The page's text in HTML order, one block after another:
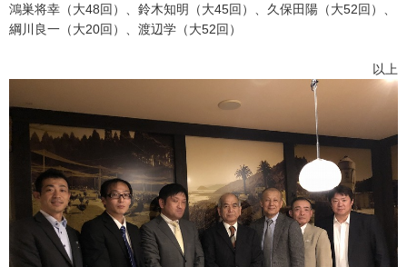
鴻巣将幸（大48回）、鈴木知明（大45回）、久保田陽（大52回）、
綱川良一（大20回）、渡辺学（大52回）
以上